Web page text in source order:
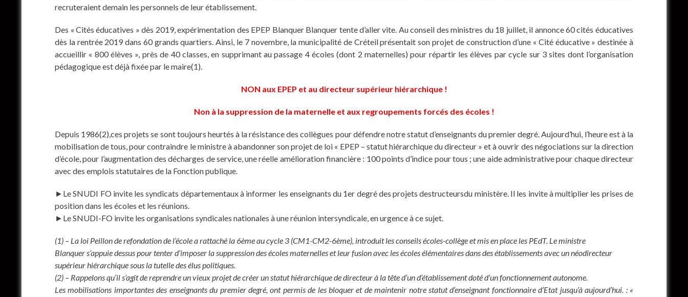
recruteraient demain les personnels de leur établissement.
Des « Cités éducatives » dès 2019, expérimentation des EPEP Blanquer Blanquer tente d’aller vite. Au conseil des ministres du 18 juillet, il annonce 60 cités éducatives
dès la rentrée 2019 dans 60 grands quartiers. Ainsi, le 7 novembre, la municipalité de Créteil présentait son projet de construction d’une « Cité éducative » destinée à
accueillir « 800 élèves », près de 40 classes, en supprimant au passage 4 écoles (dont 2 maternelles) pour répartir les élèves par cycle sur 3 sites dont l’organisation
pédagogique est déjà fixée par le maire(1).
NON aux EPEP et au directeur supérieur hiérarchique !
Non à la suppression de la maternelle et aux regroupements forcés des écoles !
Depuis 1986(2),ces projets se sont toujours heurtés à la résistance des collègues pour défendre notre statut d’enseignants du premier degré. Aujourd’hui, l’heure est à la
mobilisation de tous, pour contraindre le ministre à abandonner son projet de loi « EPEP – statut hiérarchique du directeur » et à ouvrir des négociations sur la direction
d’école, pour l’augmentation des décharges de service, une réelle amélioration financière : 100 points d’indice pour tous ; une aide administrative pour chaque directeur
avec des emplois statutaires de la Fonction publique.
►Le SNUDI FO invite les syndicats départementaux à informer les enseignants du 1er degré des projets destructeursdu ministère. Il les invite à multiplier les prises de
position dans les écoles et les réunions.
►Le SNUDI-FO invite les organisations syndicales nationales à une réunion intersyndicale, en urgence à ce sujet.
(1) – La loi Peillon de refondation de l’école a rattaché la 6ème au cycle 3 (CM1-CM2-6ème), introduit les conseils écoles-collège et mis en place les PEdT. Le ministre
Blanquer s’appuie dessus pour tenter d’imposer la suppression des écoles maternelles et leur fusion avec les écoles élémentaires dans des établissements avec un néodirecteur
supérieur hiérarchique sous la tutelle des élus politiques.
(2) – Rappelons qu’il s’agit de reprendre un vieux projet de créer un statut hiérarchique de directeur à la tête d’un d’établissement doté d’un fonctionnement autonome.
Les mobilisations importantes des enseignants du premier degré, ont permis de les bloquer et de maintenir notre statut d’enseignant fonctionnaire d’Etat jusqu’à aujourd’hui. : «